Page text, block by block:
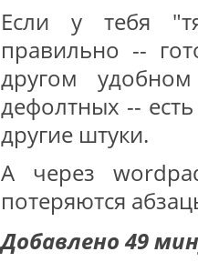
Если у тебя
правильно --
другом
дефолтных --
другие штуки.
А через
потеряются
Добавлено 49